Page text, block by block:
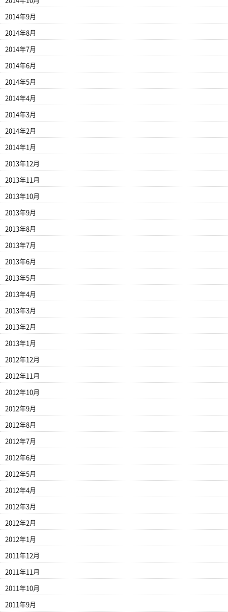
2014年9月
2014年8月
2014年7月
2014年6月
2014年5月
2014年4月
2014年3月
2014年2月
2014年1月
2013年12月
2013年11月
2013年10月
2013年9月
2013年8月
2013年7月
2013年6月
2013年5月
2013年4月
2013年3月
2013年2月
2013年1月
2012年12月
2012年11月
2012年10月
2012年9月
2012年8月
2012年7月
2012年6月
2012年5月
2012年4月
2012年3月
2012年2月
2012年1月
2011年12月
2011年11月
2011年10月
2011年9月